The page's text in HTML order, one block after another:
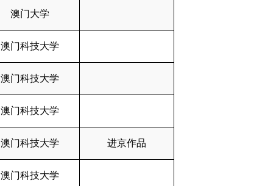
澳门大学
澳门科技大学
澳门科技大学
澳门科技大学
澳门科技大学 进京作品
澳门科技大学